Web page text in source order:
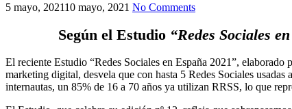
5 mayo, 202110 mayo, 2021 No Comments
Según el Estudio “Redes Sociales
El reciente Estudio “Redes Sociales en España 2021”, elaborado
marketing digital, desvela que con hasta 5 Redes Sociales
internautas, un 85% de 16 a 70 años ya utilizan RRSS, lo que